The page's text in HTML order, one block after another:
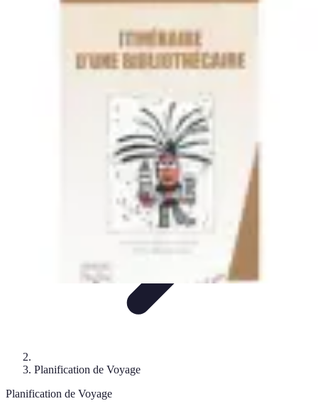
Sécurité en voyage
Planification de Voyage
Planification de Voyage